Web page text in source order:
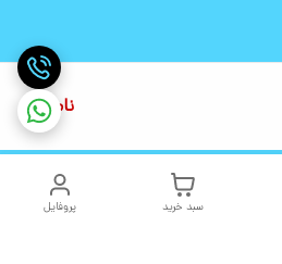
ناموجود
پروفایل سبد خرید